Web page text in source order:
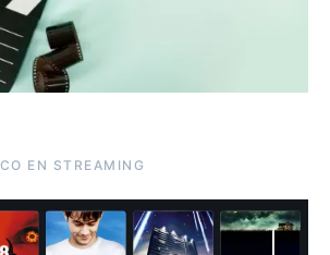
EN STREAMING